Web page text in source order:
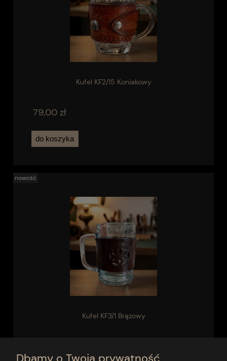
Kufel KF2/15 Koniakowy
79,00 zł
do koszyka
Kufel KF3/1 Brązowy
nowość